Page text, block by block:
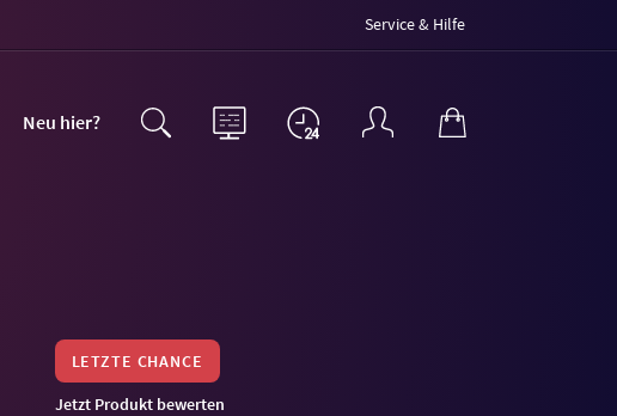
Service & Hilfe
Neu hier?
LETZTE CHANCE
Jetzt Produkt bewerten